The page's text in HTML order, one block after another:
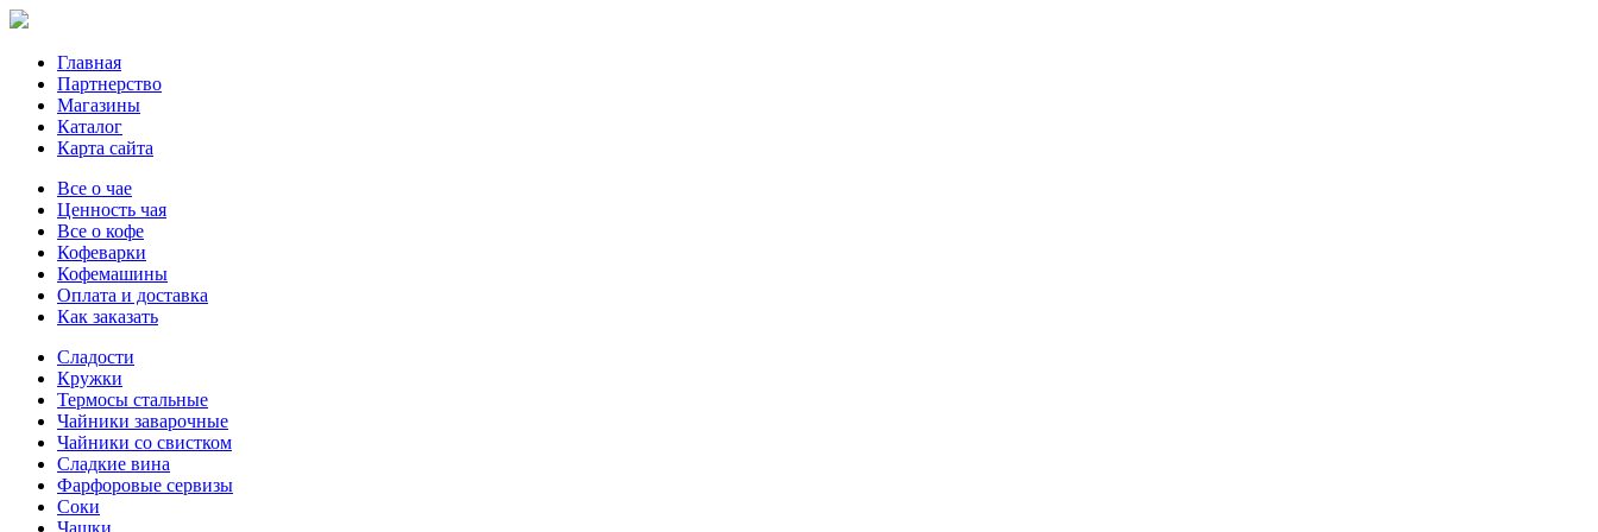
Главная
Партнерство
Магазины
Каталог
Карта сайта
Все о чае
Ценность чая
Все о кофе
Кофеварки
Кофемашины
Оплата и доставка
Как заказать
Сладости
Кружки
Термосы стальные
Чайники заварочные
Чайники со свистком
Сладкие вина
Фарфоровые сервизы
Соки
Чашки